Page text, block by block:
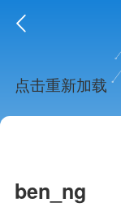
点击重新加载
ben_ng